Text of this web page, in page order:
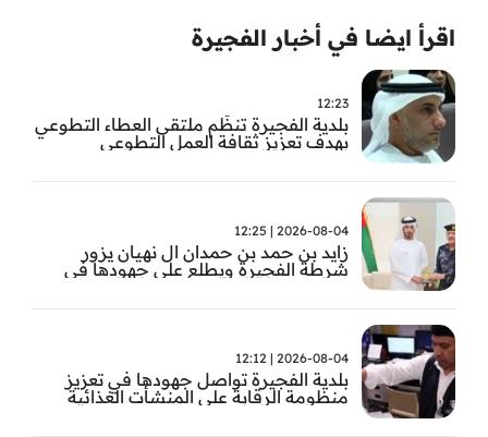
اقرأ ايضا في أخبار الفجيرة
12:23
بلدية الفجيرة تنظّم ملتقى العطاء التطوعي
بهدف تعزيز ثقافة العمل التطوعي
2026-08-04 | 12:25
زايد بن حمد بن حمدان ال نهيان يزور
شرطة الفجيرة ويطلع على جهودها في
2026-08-04 | 12:12
بلدية الفجيرة تواصل جهودها في تعزيز
منظومة الرقابة على المنشأت الغذائية